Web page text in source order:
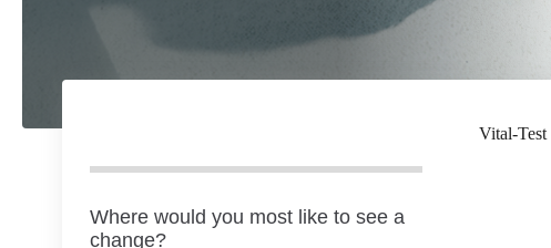
Vital-Test